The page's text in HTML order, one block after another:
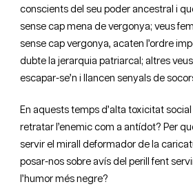
conscients del seu poder ancestral i
sense cap mena de vergonya; veus
sense cap vergonya, acaten l’ordre
dubte la jerarquia patriarcal; altres
escapar-se’n i llancen senyals de
En aquests temps d’alta toxicitat
retratar l’enemic com a antídot? Per
servir el mirall deformador de la
posar-nos sobre avís del perill fent
l’humor més negre?